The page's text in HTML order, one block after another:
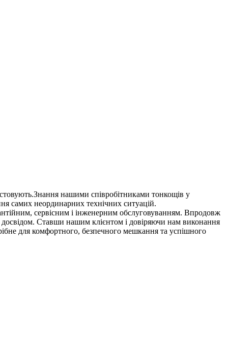
нашими співробітниками тонкощів у
самих неординарних технічних ситуацій.
сервісним і інженерним обслуговуванням. Впродовж
досвідом. Ставши нашим клієнтом і довіряючи нам виконання
для комфортного, безпечного мешкання та успішного